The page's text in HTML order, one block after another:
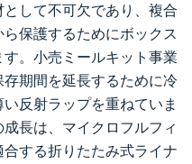
して不可欠であり、複合
保護するためにボックス
。小売ミールキット事業
期間を延長するために冷
反射ラップを重ねていま
長は、マイクロフルフィ
する折りたたみ式ライナ